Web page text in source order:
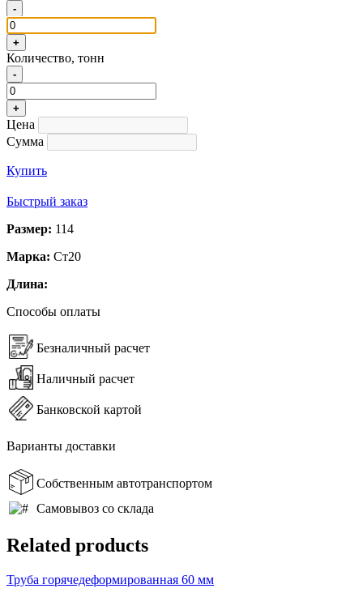
-
+
Количество, тонн
-
+
Цена
Сумма
Купить
Быстрый заказ
Размер: 114
Марка: Ст20
Длина:
Способы оплаты
Безналичный расчет
Наличный расчет
Банковской картой
Варианты доставки
Собственным автотранспортом
Самовывоз со склада
Related products
Труба горячедеформированная 60 мм